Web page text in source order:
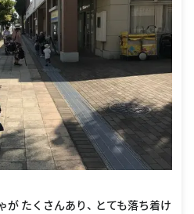
たくさんあり、 とても落ち着け